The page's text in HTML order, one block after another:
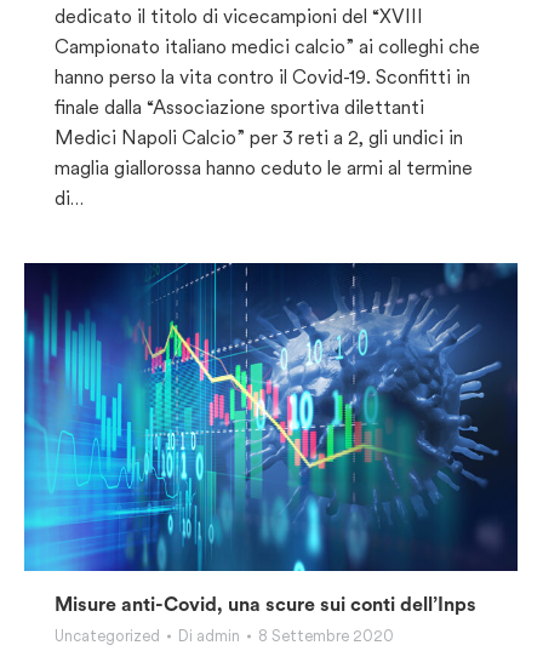
dedicato il titolo di vicecampioni del “XVIII
Campionato italiano medici calcio” ai colleghi che
hanno perso la vita contro il Covid-19. Sconfitti in
finale dalla “Associazione sportiva dilettanti
Medici Napoli Calcio” per 3 reti a 2, gli undici in
maglia giallorossa hanno ceduto le armi al termine
di…
Misure anti-Covid, una scure sui conti dell’Inps
Uncategorized Di admin 8 Settembre 2020